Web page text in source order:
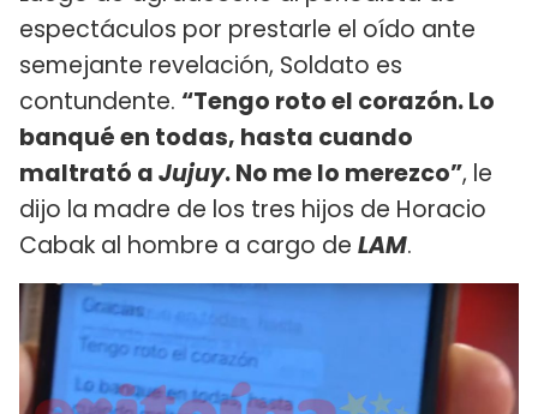
espectáculos por prestarle el oído ante
semejante revelación, Soldato es
contundente. “Tengo roto el corazón. Lo
banqué en todas, hasta cuando
maltrató aJujuy. No me lo merezco”, le
dijo la madre de los tres hijos de Horacio
Cabak al hombre a cargo de LAM.